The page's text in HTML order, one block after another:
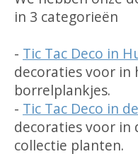
in 3 categorieën
- Tic Tac Deco in
decoraties voor in
borrelplankjes.
- Tic Tac Deco in
decoraties voor in
collectie planten.